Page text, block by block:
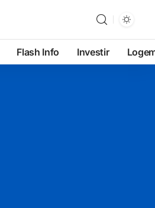
Flash Info Investir